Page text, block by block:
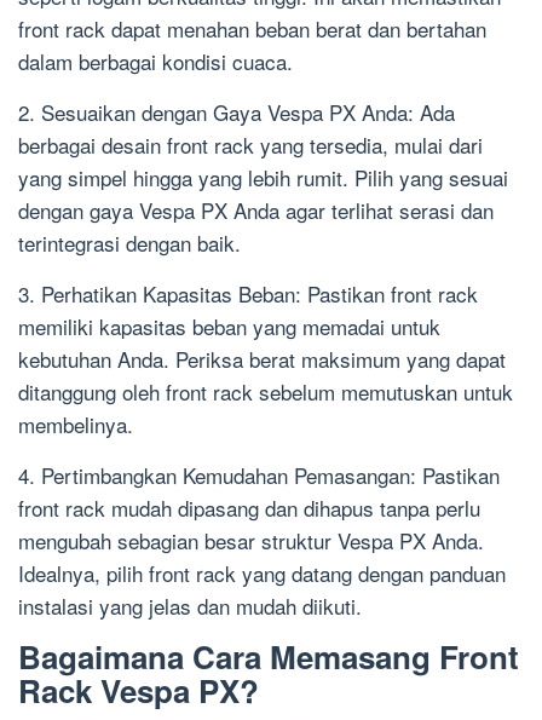
front rack dapat menahan beban berat dan bertahan
dalam berbagai kondisi cuaca.
2. Sesuaikan dengan Gaya Vespa PX Anda: Ada
berbagai desain front rack yang tersedia, mulai dari
yang simpel hingga yang lebih rumit. Pilih yang sesuai
dengan gaya Vespa PX Anda agar terlihat serasi dan
terintegrasi dengan baik.
3. Perhatikan Kapasitas Beban: Pastikan front rack
memiliki kapasitas beban yang memadai untuk
kebutuhan Anda. Periksa berat maksimum yang dapat
ditanggung oleh front rack sebelum memutuskan untuk
membelinya.
4. Pertimbangkan Kemudahan Pemasangan: Pastikan
front rack mudah dipasang dan dihapus tanpa perlu
mengubah sebagian besar struktur Vespa PX Anda.
Idealnya, pilih front rack yang datang dengan panduan
instalasi yang jelas dan mudah diikuti.
Bagaimana Cara Memasang Front
Rack Vespa PX?